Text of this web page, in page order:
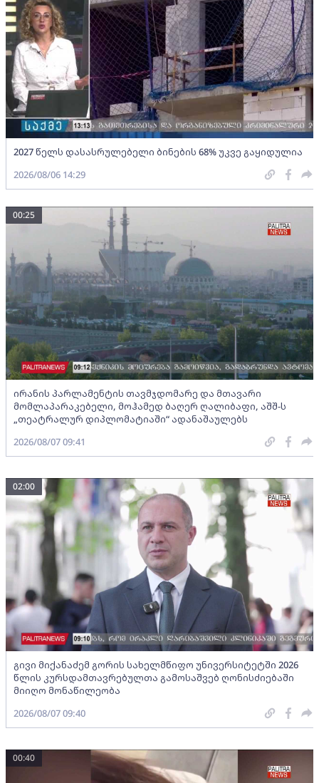
2027 წელს დასასრულებელი ბინების 68% უკვე გაყიდულია
2026/08/06 14:29
ირანის პარლამენტის თავმჯდომარე და მთავარი
მომლაპარაკებელი, მოჰამედ ბაღერ ღალიბაფი, აშშ-ს
„თეატრალურ დიპლომატიაში“ ადანაშაულებს
00:25
2026/08/07 09:41
გივი მიქანაძემ გორის სახელმწიფო უნივერსიტეტში 2026
წლის კურსდამთავრებულთა გამოსაშვებ ღონისძიებაში
მიიღო მონაწილეობა
02:00
2026/08/07 09:40
00:40